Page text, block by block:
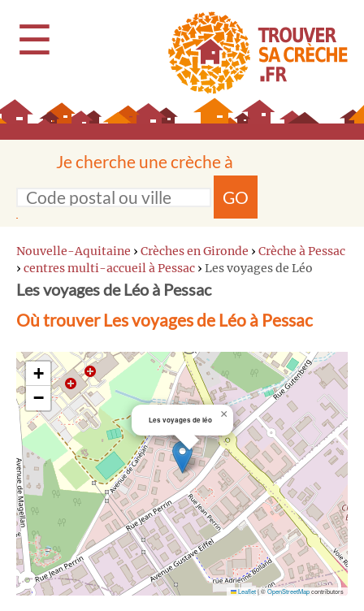
☰
Je cherche une crèche à
GO
Nouvelle-Aquitaine › Crèches en Gironde › Crèche à Pessac
› centres multi-accueil à Pessac › Les voyages de Léo
Les voyages de Léo à Pessac
Où trouver Les voyages de Léo à Pessac
Les voyages de léo ×
+
−
Leaflet|©OpenStreetMapcontributors